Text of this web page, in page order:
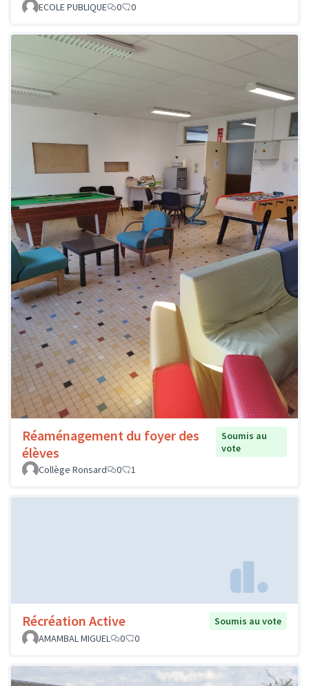
ECOLE PUBLIQUE
0 0
Réaménagement du foyer des
élèves
Soumis au
vote
Collège Ronsard
0 1
Récréation Active
Soumis au vote
AMAMBAL MIGUEL
0 0